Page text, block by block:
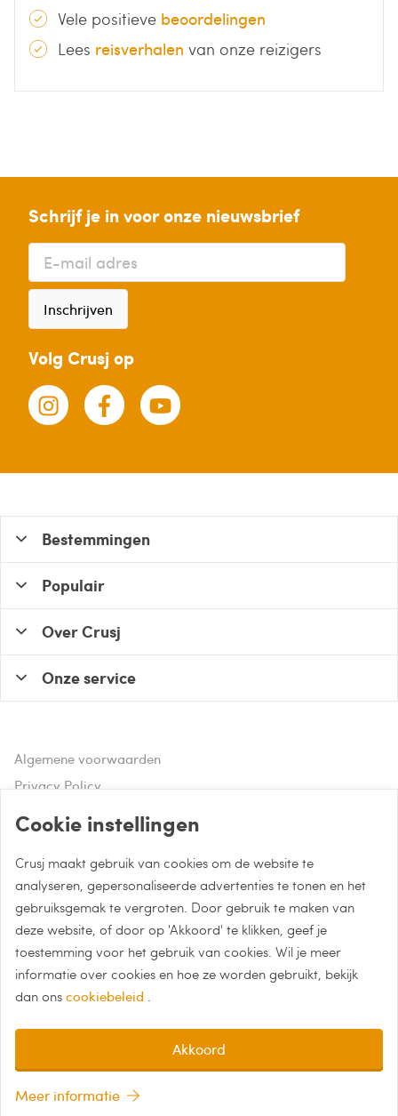
Vele positieve beoordelingen
Lees reisverhalen van onze reizigers
Schrijf je in voor onze nieuwsbrief
Inschrijven
Volg Crusj op
Hulp of advies nodig?
Bel naar 085 - 0043 015
Whatsapp met Crusj
info@crusj.com
Bestemmingen
Populair
Over Crusj
Onze service
Algemene voorwaarden
Privacy Policy
Cookie instellingen
Crusj maakt gebruik van cookies om de website te
analyseren, gepersonaliseerde advertenties te tonen en het
gebruiksgemak te vergroten. Door gebruik te maken van
deze website, of door op 'Akkoord' te klikken, geef je
toestemming voor het gebruik van cookies. Wil je meer
informatie over cookies en hoe ze worden gebruikt, bekijk
dan ons cookiebeleid .
Akkoord
Meer informatie